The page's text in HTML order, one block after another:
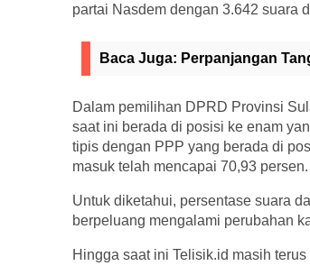
partai Nasdem dengan 3.642 suara
Baca Juga: Perpanjangan
Dalam pemilihan DPRD Provinsi
saat ini berada di posisi ke enam
tipis dengan PPP yang berada di
masuk telah mencapai 70,93 persen.
Untuk diketahui, persentase suara
berpeluang mengalami perubahan
Hingga saat ini Telisik.id masih